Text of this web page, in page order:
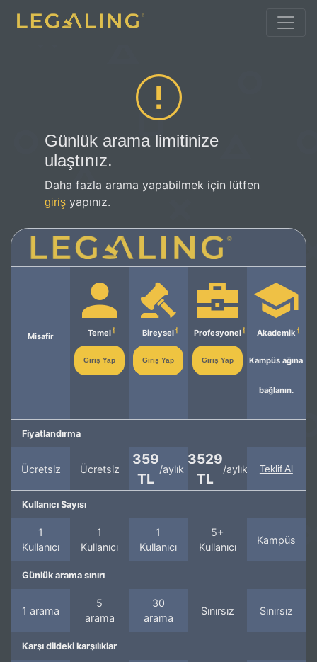
Günlük arama limitinize
ulaştınız.
Daha fazla arama yapabilmek için lütfen
giriş yapınız.
Misafir Temel
Giriş Yap
Bireysel
Giriş Yap
Profesyonel
Giriş Yap
Akademik
Kampüs ağına
bağlanın.
Fiyatlandırma
Ücretsiz Ücretsiz
359
TL
/aylık
3529
TL
/aylık Teklif Al
Kullanıcı Sayısı
1
Kullanıcı
1
Kullanıcı
1
Kullanıcı
5+
Kullanıcı
Kampüs
Günlük arama sınırı
1 arama
5
arama
30
arama
Sınırsız Sınırsız
Karşı dildeki karşılıklar